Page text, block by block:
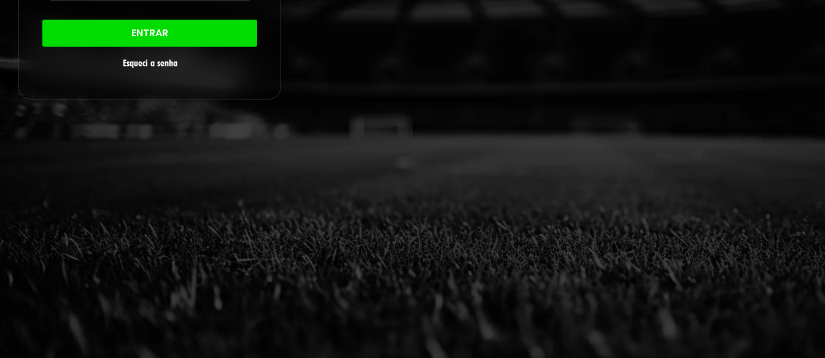
ENTRAR
Esqueci a senha